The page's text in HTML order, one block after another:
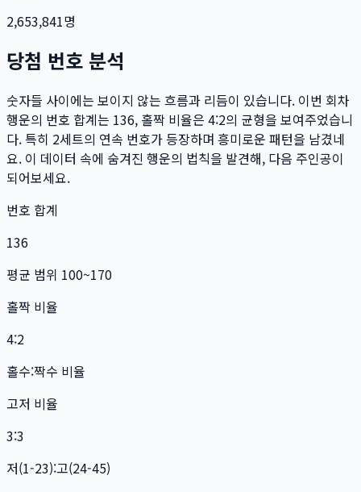
2,653,841명
당첨 번호 분석
숫자들 사이에는 보이지 않는 흐름과 리듬이 있습니다. 이번 회차
행운의 번호 합계는 136, 홀짝 비율은 4:2의 균형을 보여주었습니
다. 특히 2세트의 연속 번호가 등장하며 흥미로운 패턴을 남겼네
요. 이 데이터 속에 숨겨진 행운의 법칙을 발견해, 다음 주인공이
되어보세요.
번호 합계
136
평균 범위 100~170
홀짝 비율
4:2
홀수:짝수 비율
고저 비율
3:3
저(1-23):고(24-45)